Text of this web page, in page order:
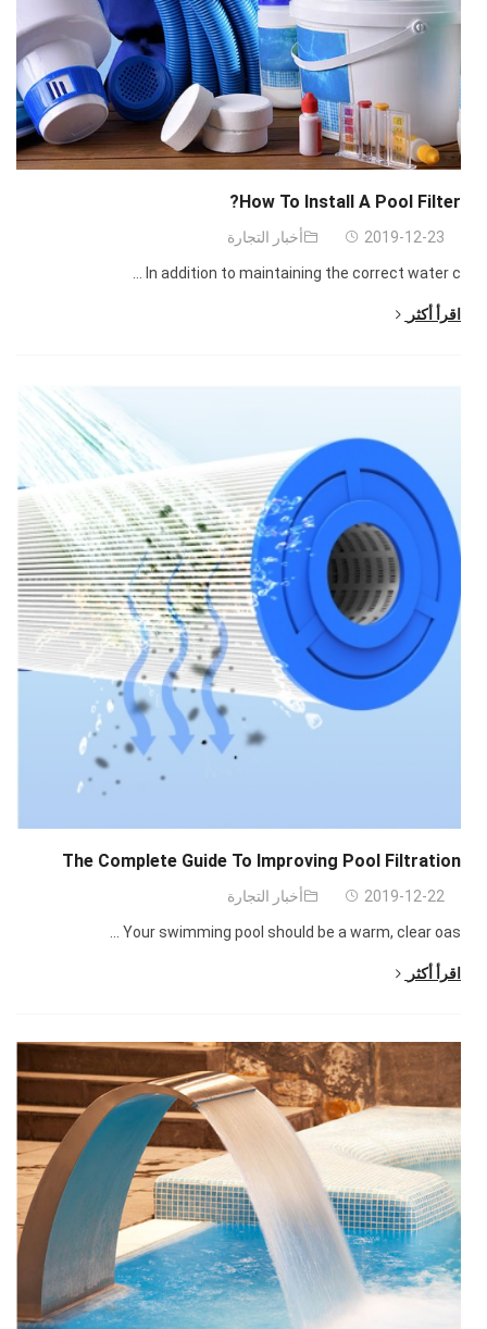
How To Install A Pool Filter
?
2019-12-23 أخبار التجارة
In addition to maintaining the correct water c
اقرأ أكثر
The Complete Guide To Improving Pool Filtration
2019-12-22 أخبار التجارة
Your swimming pool should be a warm, clear oas
اقرأ أكثر